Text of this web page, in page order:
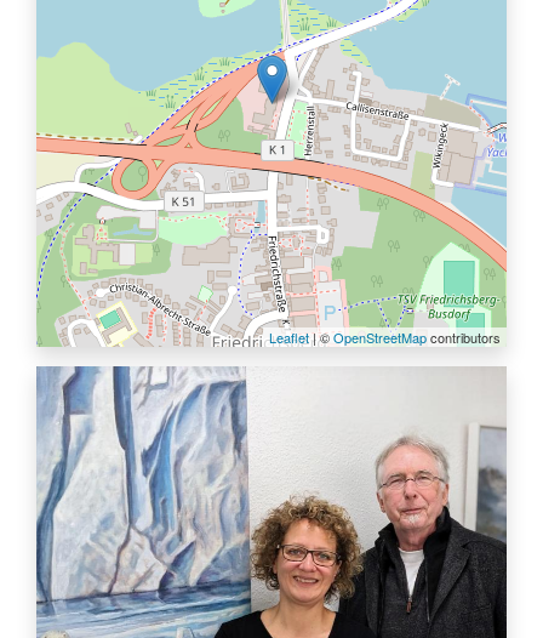
Leaflet| ©OpenStreetMapcontributors